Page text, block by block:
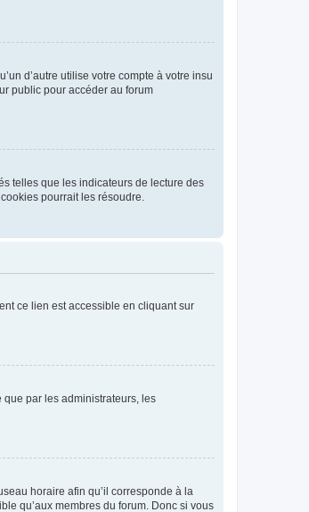
d’autre utilise votre compte à votre insu
public pour accéder au forum
telles que les indicateurs de lecture des
pourrait les résoudre.
ce lien est accessible en cliquant sur
que par les administrateurs, les
horaire afin qu’il corresponde à la
qu’aux membres du forum. Donc si vous